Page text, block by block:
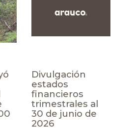
Divulgación
estados
financieros
trimestrales al
30 de junio de
2026